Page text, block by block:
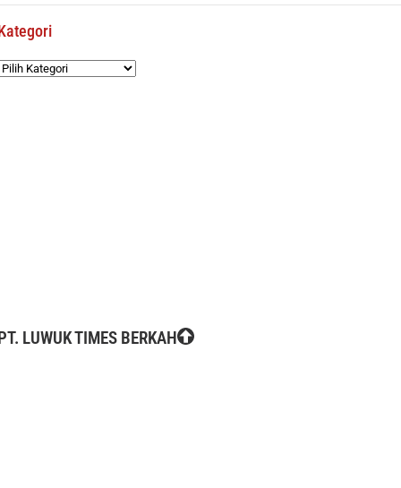
LUWUK TIMES BERKAH